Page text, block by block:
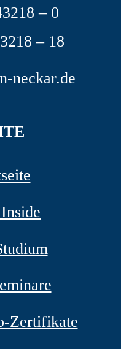
– 0
– 18
neckar.de
Zertifikate